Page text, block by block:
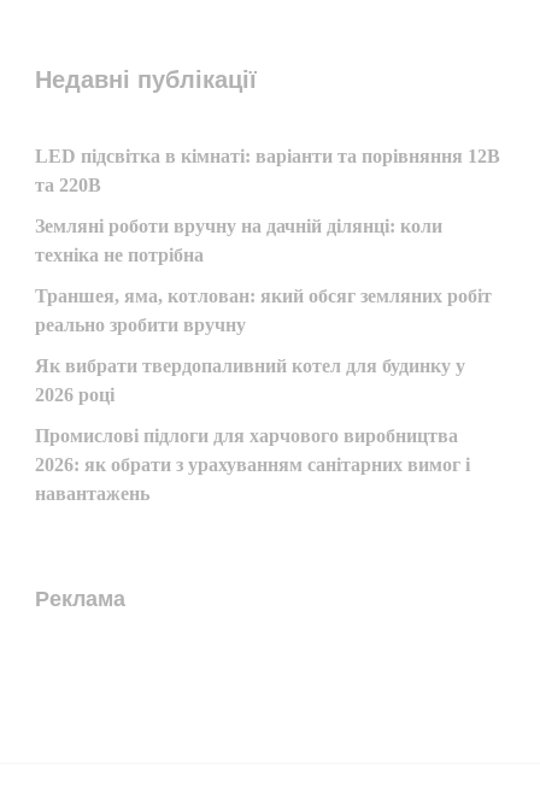
Недавні публікації
LED підсвітка в кімнаті: варіанти та порівняння 12В
та 220В
Земляні роботи вручну на дачній ділянці: коли
техніка не потрібна
Траншея, яма, котлован: який обсяг земляних робіт
реально зробити вручну
Як вибрати твердопаливний котел для будинку у
2026 році
Промислові підлоги для харчового виробництва
2026: як обрати з урахуванням санітарних вимог і
навантажень
Реклама